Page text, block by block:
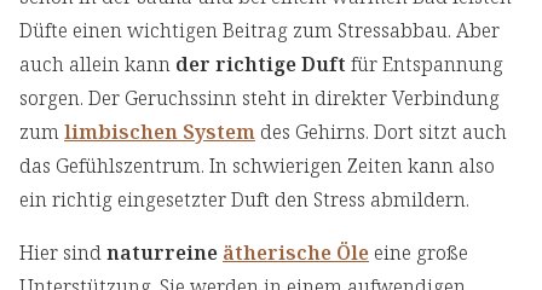
Düfte einen wichtigen Beitrag zum Stressabbau. Aber
auch allein kann der richtige Duft für Entspannung
sorgen. Der Geruchssinn steht in direkter Verbindung
zumlimbischen System des Gehirns. Dort sitzt auch
das Gefühlszentrum. In schwierigen Zeiten kann also
ein richtig eingesetzter Duft den Stress abmildern.
Hier sindnaturreine ätherische Öle eine große